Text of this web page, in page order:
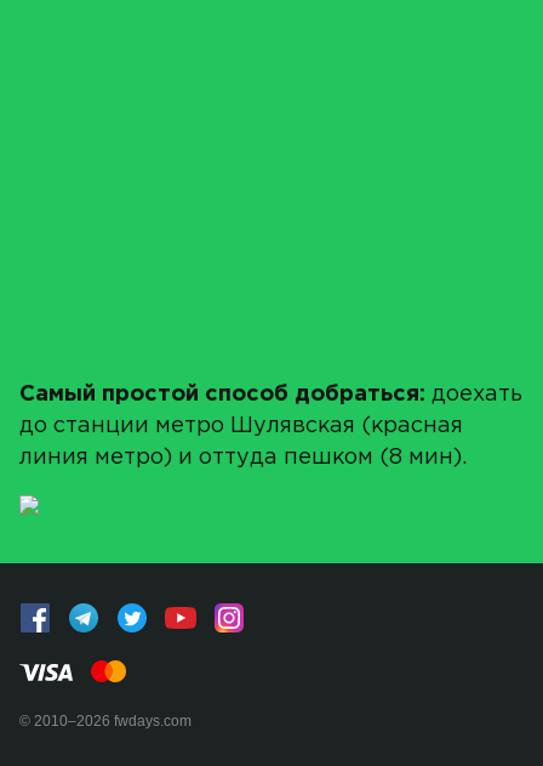
Самый простой способ добраться: доехать
до станции метро Шулявская (красная
линия метро) и оттуда пешком (8 мин).
© 2010–2026 fwdays.com